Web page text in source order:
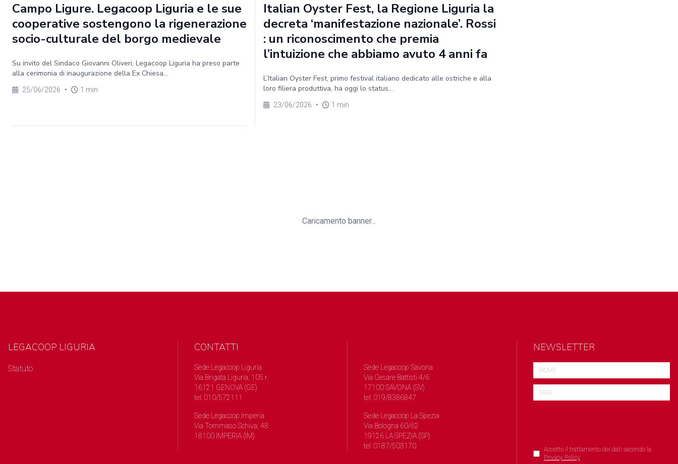
Campo Ligure. Legacoop Liguria e le sue
cooperative sostengono la rigenerazione
socio-culturale del borgo medievale
Su invito del Sindaco Giovanni Oliveri, Legacoop Liguria ha preso parte
alla cerimonia di inaugurazione della Ex Chiesa...
25/06/2026 • 1 min
Italian Oyster Fest, la Regione Liguria la
decreta ‘manifestazione nazionale’. Rossi
: un riconoscimento che premia
l’intuizione che abbiamo avuto 4 anni fa
L’Italian Oyster Fest, primo festival italiano dedicato alle ostriche e alla
loro filiera produttiva, ha oggi lo status...
23/06/2026 • 1 min
Caricamento banner...
LEGACOOP LIGURIA
Statuto
CONTATTI
Sede Legacoop Liguria
Via Brigata Liguria, 105 r.
16121 GENOVA (GE)
tel: 010/572111
Sede Legacoop Imperia
Via Tommaso Schiva, 48
18100 IMPERIA (IM)
Sede Legacoop Savona
Via Cesare Battisti 4/6
17100 SAVONA (SV)
tel: 019/8386847
Sede Legacoop La Spezia
Via Bologna 60/62
19126 LA SPEZIA (SP)
tel: 0187/503170
NEWSLETTER
Accetto il trattamento dei dati secondo la
Privacy Policy